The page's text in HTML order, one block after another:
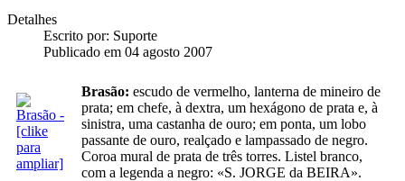
Detalhes
Escrito por: Suporte
Publicado em 04 agosto 2007
Brasão: escudo de vermelho, lanterna de mineiro de
prata; em chefe, à dextra, um hexágono de prata e, à
sinistra, uma castanha de ouro; em ponta, um lobo
passante de ouro, realçado e lampassado de negro.
Coroa mural de prata de três torres. Listel branco,
com a legenda a negro: «S. JORGE da BEIRA».